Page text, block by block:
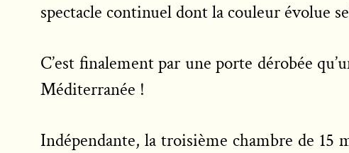
spectacle continuel dont la couleur évolue
C’est finalement par une porte dérobée
Méditerranée !
Indépendante, la troisième chambre de 15